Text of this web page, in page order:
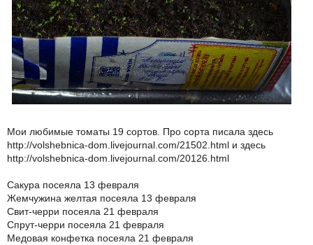
Мои любимые томаты 19 сортов. Про сорта писала здесь
http://volshebnica-dom.livejournal.com/21502.html и здесь
http://volshebnica-dom.livejournal.com/20126.html
Сакура посеяла 13 февраля
Жемчужина желтая посеяла 13 февраля
Свит-черри посеяла 21 февраля
Спрут-черри посеяла 21 февраля
Медовая конфетка посеяла 21 февраля